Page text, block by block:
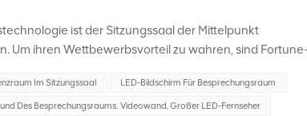
ist der Sitzungssaal der Mittelpunkt
Um ihren Wettbewerbsvorteil zu wahren, sind
LED-Anzeigen hat sich als Game-Changer
und dynamische Zukunft. Verbesserung der
Im Sitzungssaal LED-Bildschirm Für Besprechungsraum
Des Besprechungsraums. Videowand, Großer LED-Fernseher